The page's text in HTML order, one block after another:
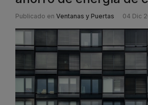
Publicado en Ventanas y Puertas 04 Dic